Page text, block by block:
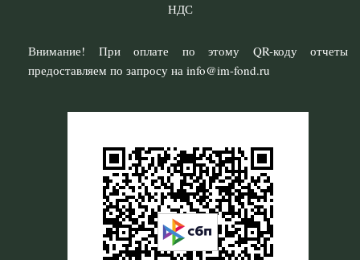
НДС
Внимание! При оплате по этому QR-коду отчеты
предоставляем по запросу на info@im-fond.ru